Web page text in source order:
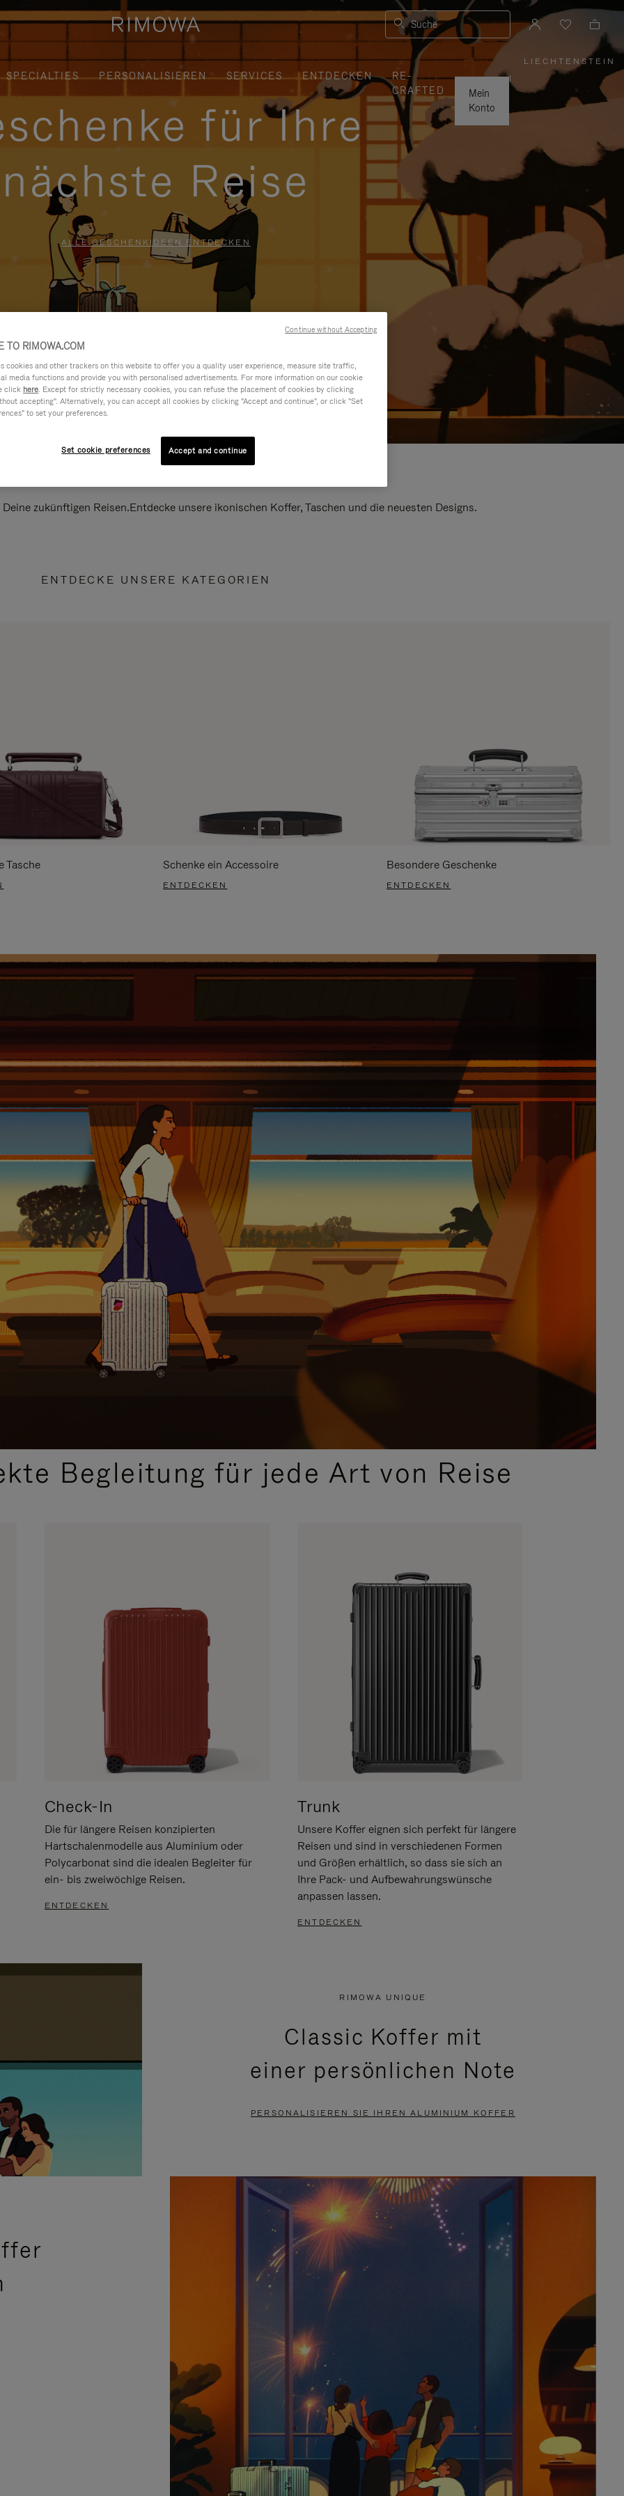
Suche
SPECIALTIES PERSONALISIEREN SERVICES ENTDECKEN
RE-
CRAFTED
Mein
Konto
LIECHTENSTEIN
,
WÄHLEN
IHRE
REGION
AUS
|
für Ihre
nächste Reise
ALLE GESCHENKIDEEN ENTDECKEN
zukünftigen Reisen.Entdecke unsere ikonischen Koffer, Taschen und die neuesten Designs.
ENTDECKE UNSERE KATEGORIEN
Tasche Schenke ein Accessoire
ENTDECKEN
Besondere Geschenke
ENTDECKEN
Begleitung für jede Art von Reise
Check-In
Die für längere Reisen konzipierten
Hartschalenmodelle aus Aluminium oder
Polycarbonat sind die idealen Begleiter für
ein- bis zweiwöchige Reisen.
ENTDECKEN
Trunk
Unsere Koffer eignen sich perfekt für längere
Reisen und sind in verschiedenen Formen
und Größen erhältlich, so dass sie sich an
Ihre Pack- und Aufbewahrungswünsche
anpassen lassen.
ENTDECKEN
RIMOWA UNIQUE
Classic Koffer mit
einer persönlichen Note
PERSONALISIEREN SIE IHREN ALUMINIUM KOFFER
TO RIMOWA.COM
cookies and other trackers on this website to offer you a quality user experience, measure site traffic,
media functions and provide you with personalised advertisements. For more information on our cookie
click here. Except for strictly necessary cookies, you can refuse the placement of cookies by clicking
accepting". Alternatively, you can accept all cookies by clicking "Accept and continue", or click "Set
to set your preferences.
Set cookie preferences Accept and continue
Continue without Accepting